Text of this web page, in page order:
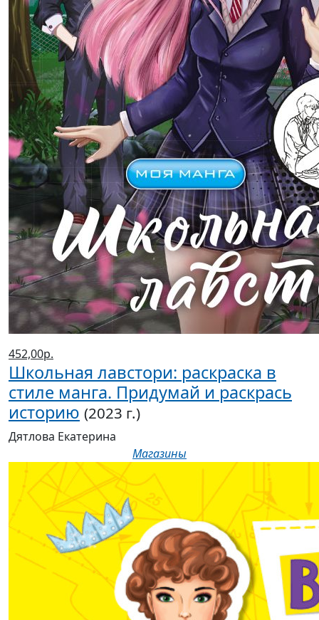
452,00р.
Школьная лавстори: раскраска в
стиле манга. Придумай и раскрась
историю (2023 г.)
Дятлова Екатерина
Магазины